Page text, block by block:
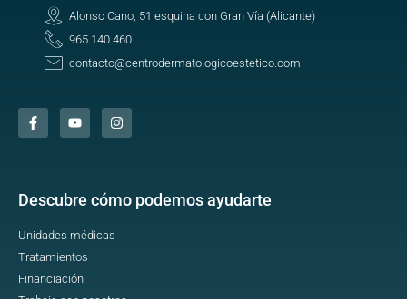
Alonso Cano, 51 esquina con Gran Vía (Alicante)
965 140 460
contacto@centrodermatologicoestetico.com
Descubre cómo podemos ayudarte
Unidades médicas
Tratamientos
Financiación